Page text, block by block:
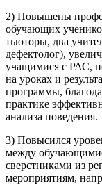
2) Повышены
обучающих
тьюторы, два
дефектолог),
учащимися с РАС,
на уроках и
программы,
практике
анализа поведения.
3) Повысился
между
сверстниками из
мероприятиям,